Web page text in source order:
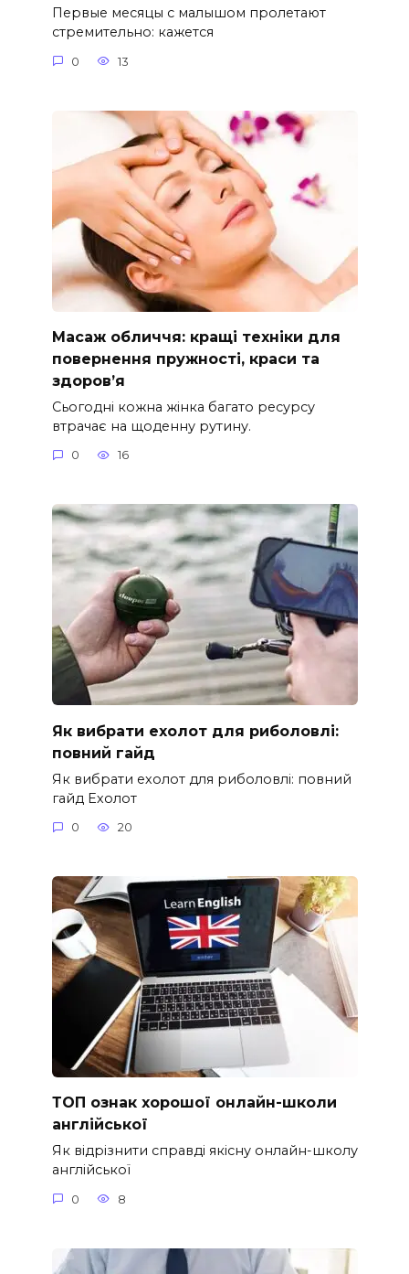
Первые месяцы с малышом пролетают
стремительно: кажется
0 13
Масаж обличчя: кращі техніки для
повернення пружності, краси та
здоров’я
Сьогодні кожна жінка багато ресурсу
втрачає на щоденну рутину.
0 16
Як вибрати ехолот для риболовлі:
повний гайд
Як вибрати ехолот для риболовлі: повний
гайд Ехолот
0 20
ТОП ознак хорошої онлайн-школи
англійської
Як відрізнити справді якісну онлайн-школу
англійської
0 8